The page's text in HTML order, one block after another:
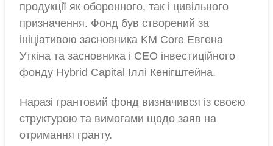
продукції як оборонного, так і цивільного
призначення. Фонд був створений за
ініціативою засновника KM Core Евгена
Уткіна та засновника і СЕО інвестиційного
фонду Hybrid Capital Іллі Кенігштейна.
Наразі грантовий фонд визначився із своєю
структурою та вимогами щодо заяв на
отримання гранту.